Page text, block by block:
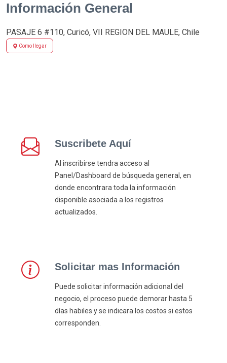
Información General
PASAJE 6 #110, Curicó, VII REGION DEL MAULE, Chile
Como llegar
Suscribete Aquí
Al inscribirse tendra acceso al
Panel/Dashboard de búsqueda general, en
donde encontrara toda la información
disponible asociada a los registros
actualizados.
Solicitar mas Información
Puede solicitar información adicional del
negocio, el proceso puede demorar hasta 5
días habiles y se indicara los costos si estos
corresponden.